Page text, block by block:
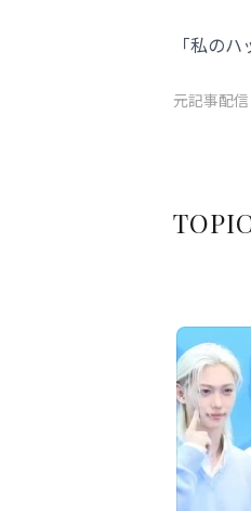
「私の
元記事配